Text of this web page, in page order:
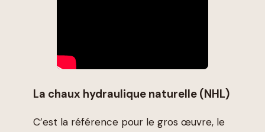
La chaux hydraulique naturelle (NHL)
C’est la référence pour le gros œuvre, le